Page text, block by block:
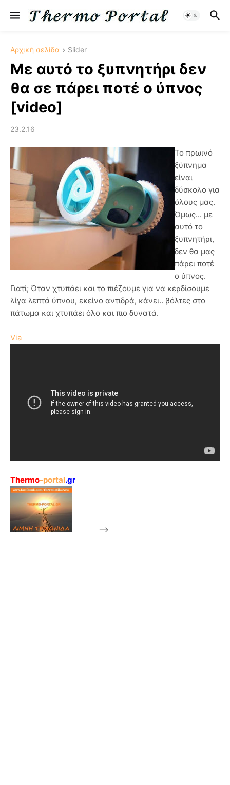
Αρχική σελίδα Slider
Με αυτό το ξυπνητήρι δεν
θα σε πάρει ποτέ ο ύπνος
[video]
23.2.16
Το πρωινό
ξύπνημα
είναι
δύσκολο για
όλους μας.
Όμως... με
αυτό το
ξυπνητήρι,
δεν θα μας
πάρει ποτέ
ο ύπνος.
Γιατί; Όταν χτυπάει και το πιέζουμε για να κερδίσουμε
λίγα λεπτά ύπνου, εκείνο αντιδρά, κάνει.. βόλτες στο
πάτωμα και χτυπάει όλο και πιο δυνατά.
Via
Thermo-portal.gr
-->